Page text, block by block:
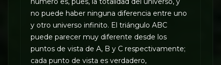
no puede haber ninguna diferencia entre uno
y otro universo infinito. El triángulo ABC
puede parecer muy diferente desde los
puntos de vista de A, B y C respectivamente;
cada punto de vista es verdadero,